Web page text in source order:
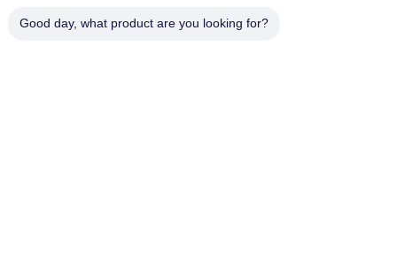
Good day, what product are you looking for?